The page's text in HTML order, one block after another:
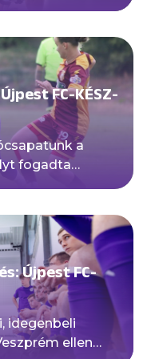
FC-KÉSZ-
a
fogadta
Kristóf
Újpest FC-
idegenbeli
ellen